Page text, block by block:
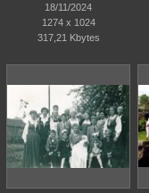
18/11/2024
1274 x 1024
317,21 Kbytes